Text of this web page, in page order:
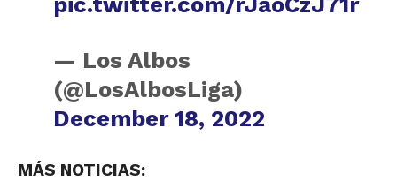
— Los Albos
(@LosAlbosLiga)
December 18, 2022
MÁS NOTICIAS: